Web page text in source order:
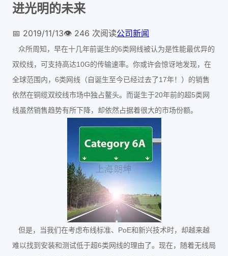
进光明的未来
📅 2019/11/13👁️ 246 次阅读公司新闻
众所周知，早在十几年前诞生的6类网线被认为是性能最优异的
双绞线，可支持高达10G的传输速率。你或许会惊讶地发现，在
全球范围内， 6类网线（自诞生至今已经过去了 17年！）的销售
依然在铜缆双绞线市场中独占鳌头。而诞生于20年前的超5类网
线虽然销售趋势有所下降，却依然占据着很大的市场份额。
但是，当我们在考虑布线标准、 PoE和新兴技术时，却越来越
难以找到安装和测试低于超6类网线的理由了。现在，随着无线局